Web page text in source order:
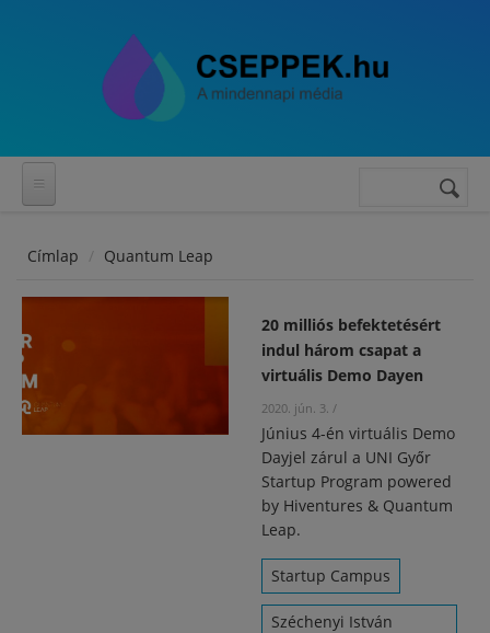
Keresés
Címlap Quantum Leap
20 milliós befektetésért
indul három csapat a
virtuális Demo Dayen
2020. jún. 3. /
Június 4-én virtuális Demo
Dayjel zárul a UNI Győr
Startup Program powered
by Hiventures & Quantum
Leap.
Startup Campus
Széchenyi István